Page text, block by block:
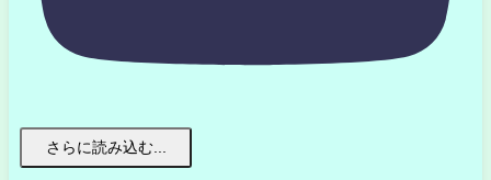
さらに読み込む...